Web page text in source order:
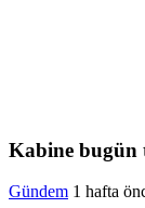
Kabine bugün
Gündem 1 hafta